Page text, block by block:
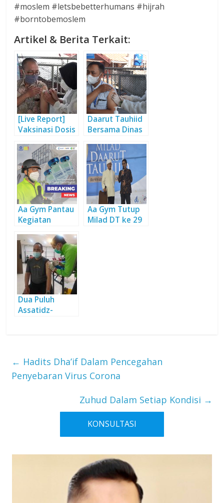
#moslem #letsbebetterhumans #hijrah
#borntobemoslem
Artikel & Berita Terkait:
[Live Report]
Vaksinasi Dosis
Tauhiid
Bersama
Puskesmas
Karang Setra
Daarut Tauhiid
Bersama Dinas
Setempat Gelar
Vaksinasi Gratis
Bagi Warga
Aa Gym Pantau
Kegiatan
Terakhir
Aa Gym Tutup
Milad DT ke 29
Dua Puluh
Assatidz-
← Hadits Dha’if Dalam Pencegahan
Penyebaran Virus Corona
Zuhud Dalam Setiap Kondisi →
KONSULTASI